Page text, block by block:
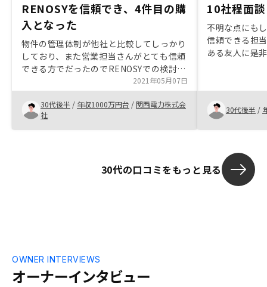
RENOSYを信頼でき、4件目の購
入となった
物件の管理体制が他社と比較してしっかり
しており、また営業担当さんがとても信頼
できる方でだったのでRENOSYでの検討を
決めました。それからずっとRENOSYで、
今回の購入で４つ目となります。
2021年05月07日
30代後半 / 年収1000万円台 /関西電力株式会
社
10社程面
不明な点にも
信頼できる担
ある友人に是
サ枠で株も購
援しています。
30代後半 /
30代の口コミをもっと見る
オーナーインタビュー
OWNER INTERVIEWS